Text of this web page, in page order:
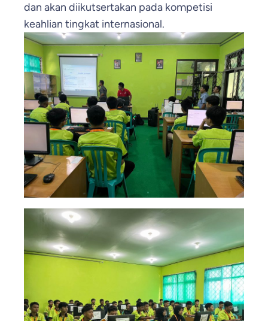
dan akan diikutsertakan pada kompetisi
keahlian tingkat internasional.